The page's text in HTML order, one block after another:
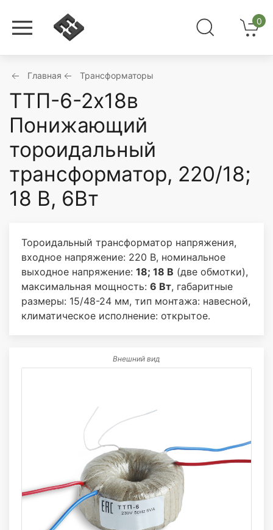
0
Главная Трансформаторы
ТТП-6-2х18в
Понижающий
тороидальный
трансформатор, 220/18;
18 В, 6Вт
Тороидальный трансформатор напряжения,
входное напряжение: 220 В, номинальное
выходное напряжение: 18; 18 В (две обмотки),
максимальная мощность: 6 Вт, габаритные
размеры: 15/48-24 мм, тип монтажа: навесной,
климатическое исполнение: открытое.
Внешний вид